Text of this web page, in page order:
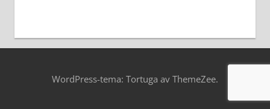
WordPress-tema: Tortuga av ThemeZee.